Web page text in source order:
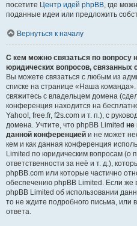
посетите Центр идей phpBB, где
поданные идеи или предложить
Вернуться к началу
С кем можно связаться по вопросу
юридических вопросов, связанных
Вы можете связаться с любым из
списке на странице «Наша
свяжитесь с владельцем домена
конференция находится на
Yahoo!, free.fr, f2s.com и т. п.), с
домена. Учтите, что phpBB Limited не
данной конференцией и не может
кем и как данная конференция
Limited по юридическим вопросам (о
ответственности за неё и т. д.),
phpBB.com или которые частично
обеспечению phpBB Limited. Если же
phpBB Limited об использовании
то не ждите подробного письма, или
ответа.